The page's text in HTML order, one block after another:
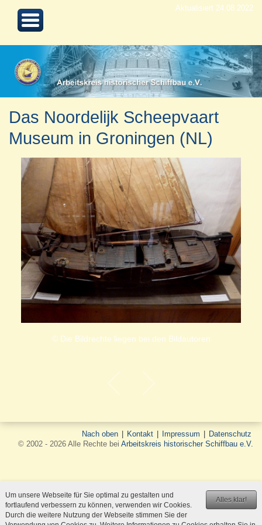
Aktualisiert 24.08.2022
Das Noordelijk Scheepvaart
Museum in Groningen (NL)
© Die Bildrechte liegen bei den Bildautoren
Nach oben Kontakt Impressum
Datenschutz
© 2002 - 2026 Alle Rechte bei Arbeitskreis historischer Schiffbau e.V.
Alles klar!
Um unsere Webseite für Sie optimal zu gestalten und
fortlaufend verbessern zu können, verwenden wir Cookies.
Durch die weitere Nutzung der Webseite stimmen Sie der